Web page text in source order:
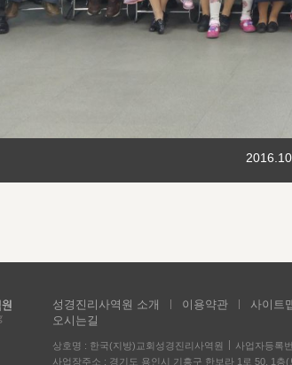
성경진리사역원 소개 이용약관 사이트
오시는길
상호명 : 한국(지방)교회성경진리사역원 사업자등록
사업장주소 : 경기도 용인시 기흥구 한보라 1로 50, 1층(